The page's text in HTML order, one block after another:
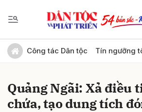
Công tác Dân tộc Tín ngưỡng
Quảng Ngãi: Xả điều
chứa, tạo dung tích
Gửi bình luận